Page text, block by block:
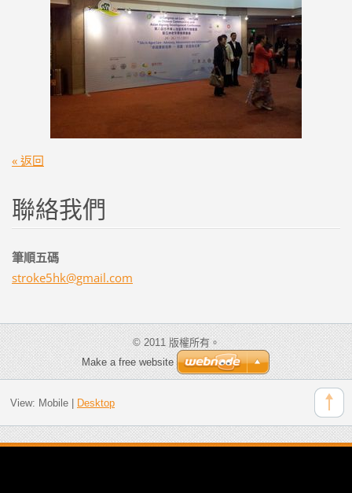
« 返回
聯絡我們
筆順五碼
stroke5hk@gmail.com
© 2011 版權所有。
Make a free website
View: Mobile| Desktop